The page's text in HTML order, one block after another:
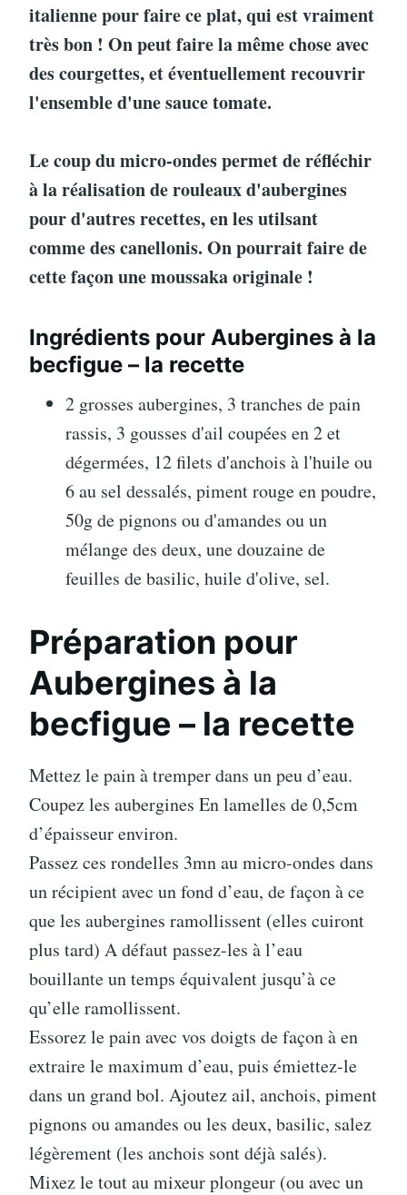
italienne pour faire ce plat, qui est vraiment
très bon ! On peut faire la même chose avec
des courgettes, et éventuellement recouvrir
l'ensemble d'une sauce tomate.
Le coup du micro-ondes permet de réfléchir
à la réalisation de rouleaux d'aubergines
pour d'autres recettes, en les utilsant
comme des canellonis. On pourrait faire de
cette façon une moussaka originale !
Ingrédients pour Aubergines à la
becfigue – la recette
2 grosses aubergines, 3 tranches de pain
rassis, 3 gousses d'ail coupées en 2 et
dégermées, 12 filets d'anchois à l'huile ou
6 au sel dessalés, piment rouge en poudre,
50g de pignons ou d'amandes ou un
mélange des deux, une douzaine de
feuilles de basilic, huile d'olive, sel.
Préparation pour
Aubergines à la
becfigue – la recette
Mettez le pain à tremper dans un peu d’eau.
Coupez les aubergines En lamelles de 0,5cm
d’épaisseur environ.
Passez ces rondelles 3mn au micro-ondes dans
un récipient avec un fond d’eau, de façon à ce
que les aubergines ramollissent (elles cuiront
plus tard) A défaut passez-les à l’eau
bouillante un temps équivalent jusqu’à ce
qu’elle ramollissent.
Essorez le pain avec vos doigts de façon à en
extraire le maximum d’eau, puis émiettez-le
dans un grand bol. Ajoutez ail, anchois, piment
pignons ou amandes ou les deux, basilic, salez
légèrement (les anchois sont déjà salés).
Mixez le tout au mixeur plongeur (ou avec un